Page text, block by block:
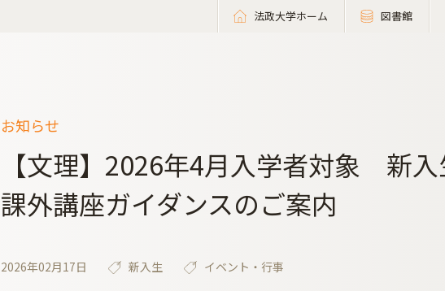
法政大学ホーム 図書館
お知らせ
【文理】2026年4月入学者対象 新
課外講座ガイダンスのご案内
2026年02月17日 新入生 イベント・行事